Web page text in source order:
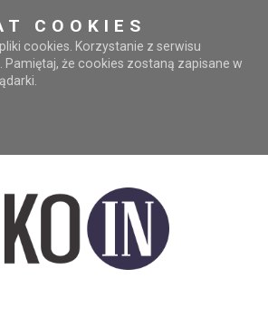
COOKIES
cookies. Korzystanie z serwisu
że cookies zostaną zapisane w